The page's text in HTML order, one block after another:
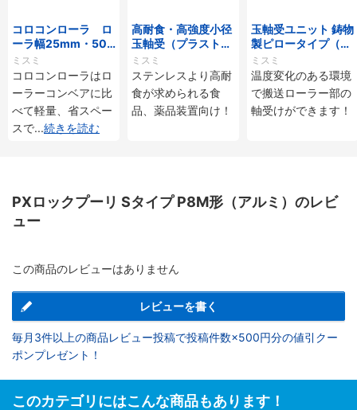
コロコンローラ ロ
ーラ幅25mm・50
mmタイプ
ミスミ
コロコンローラはロ
ーラーコンベアに比
べて軽量、省スペー
スで...続きを読む
高耐食・高強度小径
玉軸受（プラストロ
ベアリング）
ミスミ
ステンレスより高耐
食が求められる食
品、薬品装置向け！
玉軸受ユニット 鋳物
製ピロータイプ（耐
熱用）
ミスミ
温度変化のある環境
で搬送ローラー部の
軸受けができます！
PXロックプーリ Sタイプ P8M形（アルミ）のレビ
ュー
この商品のレビューはありません
レビューを書く
毎月3件以上の商品レビュー投稿で投稿件数×500円分の値引クー
ポンプレゼント！
このカテゴリにはこんな商品もあります！